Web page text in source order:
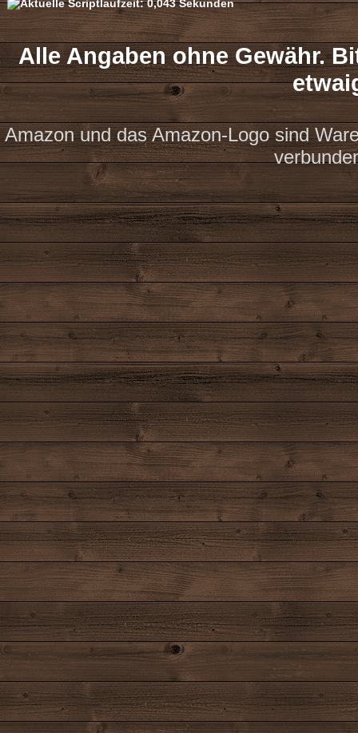
Alle Angaben ohne Gewähr.
Amazon und das Amazon-Logo sind